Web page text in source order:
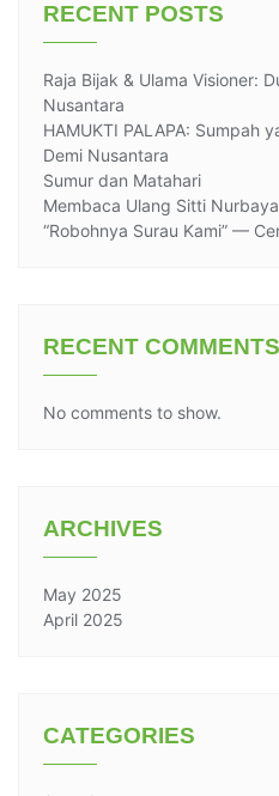
RECENT POSTS
Raja Bijak & Ulama Visioner:
Nusantara
HAMUKTI PALAPA: Sumpah
Demi Nusantara
Sumur dan Matahari
Membaca Ulang Sitti Nurbaya
“Robohnya Surau Kami” —
RECENT COMMENTS
No comments to show.
ARCHIVES
May 2025
April 2025
CATEGORIES